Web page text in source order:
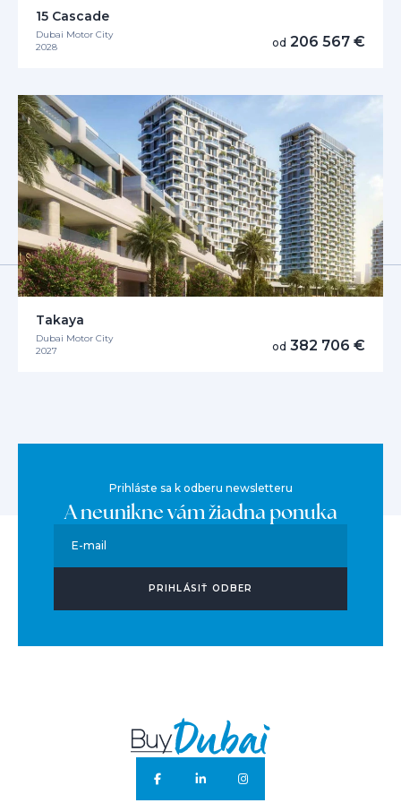
15 Cascade
Dubai Motor City
2028
od 206 567 €
Takaya
Dubai Motor City
2027
od 382 706 €
Prihláste sa k odberu newsletteru
A neunikne vám žiadna ponuka
E-mail
PRIHLÁSIŤ ODBER